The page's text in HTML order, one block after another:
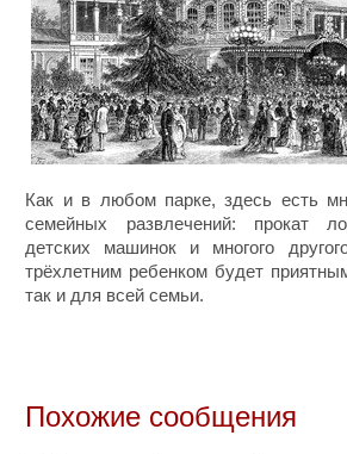
Как и в любом парке, здесь есть
семейных развлечений: прокат
детских машинок и многого
трёхлетним ребенком будет
так и для всей семьи.
Похожие сообщения